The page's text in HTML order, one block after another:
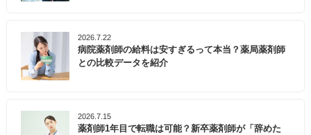
2026.7.22
病院薬剤師の給料は安すぎるって本当？薬局薬剤師
との比較データを紹介
2026.7.15
薬剤師1年目で転職は可能？新卒薬剤師が「辞めた